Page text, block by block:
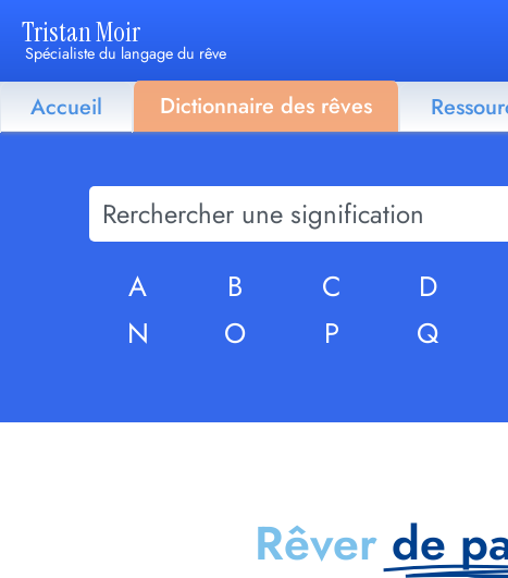
Tristan Moir
Spécialiste du langage du rêve
Accueil Dictionnaire des rêves
A B C D
N
O P Q
Rêver de